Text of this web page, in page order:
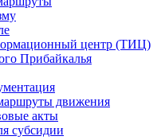
центр (ТИЦ)
Прибайкалья
движения
акты
субсидии